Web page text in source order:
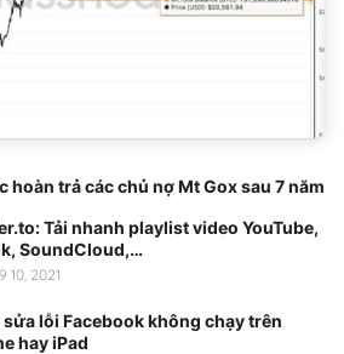
hoàn trả các chủ nợ Mt Gox sau 7 năm
Tải nhanh playlist video YouTube,
SoundCloud,…
10, 2021
sửa lỗi Facebook không chạy trên
hay iPad